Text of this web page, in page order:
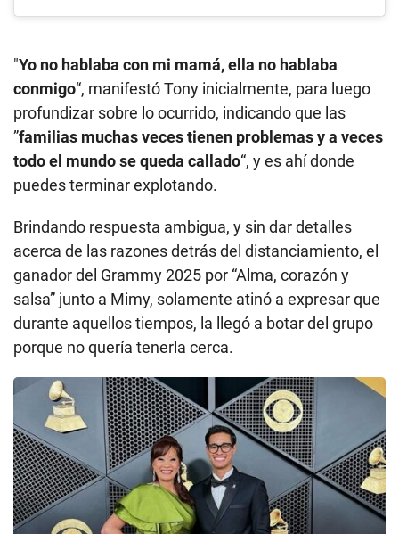
"Yo no hablaba con mi mamá, ella no hablaba
conmigo“, manifestó Tony inicialmente, para luego
profundizar sobre lo ocurrido, indicando que las
”familias muchas veces tienen problemas y a veces
todo el mundo se queda callado“, y es ahí donde
puedes terminar explotando.
Brindando respuesta ambigua, y sin dar detalles
acerca de las razones detrás del distanciamiento, el
ganador del Grammy 2025 por “Alma, corazón y
salsa” junto a Mimy, solamente atinó a expresar que
durante aquellos tiempos, la llegó a botar del grupo
porque no quería tenerla cerca.